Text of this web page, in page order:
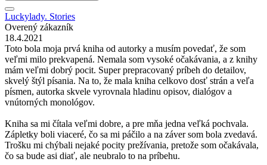
Luckylady. Stories
Overený zákazník
18.4.2021
Toto bola moja prvá kniha od autorky a musím povedať, že som
veľmi milo prekvapená. Nemala som vysoké očakávania, a z knihy
mám veľmi dobrý pocit. Super prepracovaný príbeh do detailov,
skvelý štýl písania. Na to, že mala kniha celkovo dosť strán a veľa
písmen, autorka skvele vyrovnala hladinu opisov, dialógov a
vnútorných monológov.
Kniha sa mi čítala veľmi dobre, a pre mňa jedna veľká pochvala.
Zápletky boli viaceré, čo sa mi páčilo a na záver som bola zvedavá.
Trošku mi chýbali nejaké pocity prežívania, pretože som očakávala,
čo sa bude asi diať, ale neubralo to na príbehu.